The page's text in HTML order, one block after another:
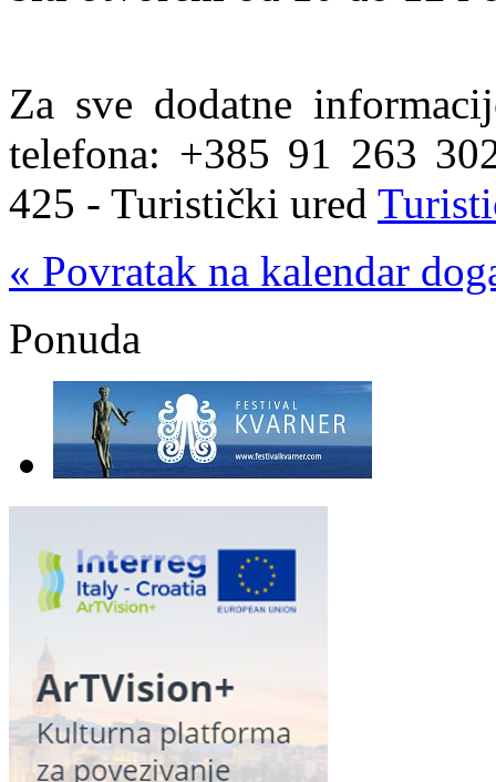
Za sve dodatne
telefona: +385 91 263
425 - Turistički ured
« Povratak na kalendar
Ponuda